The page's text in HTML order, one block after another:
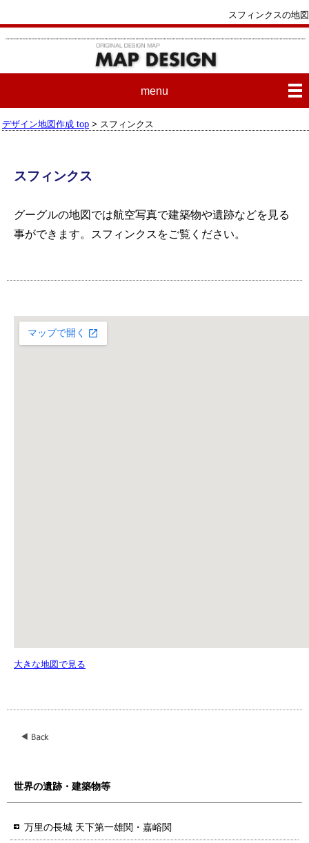
スフィンクスの地図
menu
デザイン地図作成 top > スフィンクス
スフィンクス
グーグルの地図では航空写真で建築物や遺跡などを見る
事ができます。
スフィンクス をご覧ください。
大きな地図で見る
世界の遺跡・建築物等
万里の長城 天下第一雄関・嘉峪関